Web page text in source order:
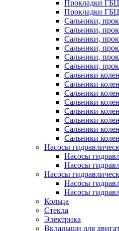
Прокладки
Прокладки
Сальники,
Сальники,
Сальники,
Сальники,
Сальники,
Сальники,
Сальники
Сальники
Сальники
Сальники
Сальники
Сальники
Сальники
Сальники
Насосы
Насосы
Насосы
Насосы
Насосы
Насосы
Кольца
Стекла
Электрика
Вкладыши для